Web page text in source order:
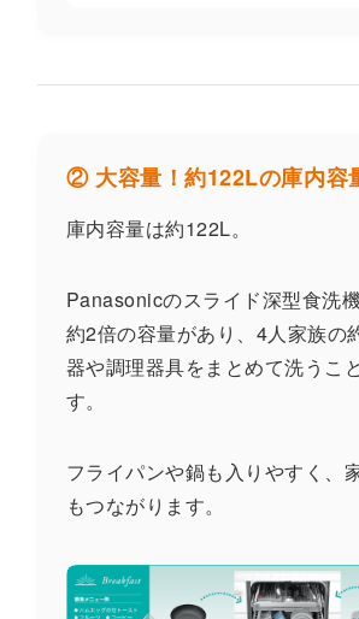
② 大容量！約122Lの庫内容
庫内容量は約122L。
Panasonicのスライド深型食洗
約2倍の容量があり、4人家族の
器や調理器具をまとめて洗うこ
す。
フライパンや鍋も入りやすく、
もつながります。